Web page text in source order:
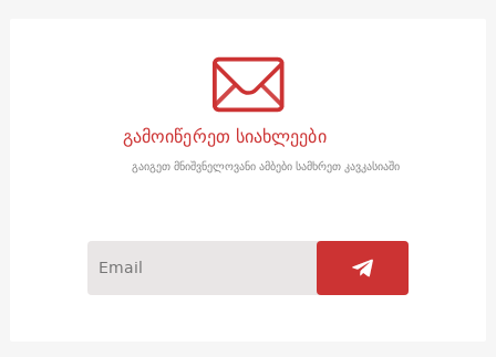
გამოიწერეთ სიახლეები
გაიგეთ მნიშვნელოვანი ამბები სამხრეთ კავკასიაში